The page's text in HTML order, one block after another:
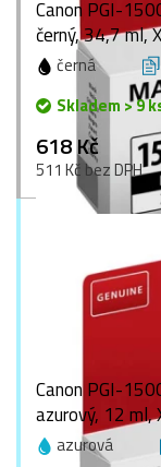
Canon PGI-
černý, 34,7 ml,
černá
Skladem > 9
618 Kč
511 Kč bez DPH
Canon PGI-
azurový, 12 ml,
azurová